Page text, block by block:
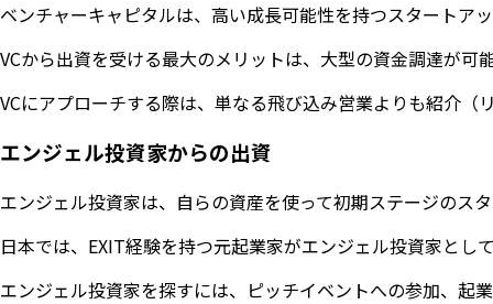
ベンチャーキャピタルは、高い成長可能性を持つスタートア
VCから出資を受ける最大のメリットは、大型の資金調達が
VCにアプローチする際は、単なる飛び込み営業よりも紹介
エンジェル投資家からの出資
エンジェル投資家は、自らの資産を使って初期ステージのス
日本では、EXIT経験を持つ元起業家がエンジェル投資家と
エンジェル投資家を探すには、ピッチイベントへの参加、